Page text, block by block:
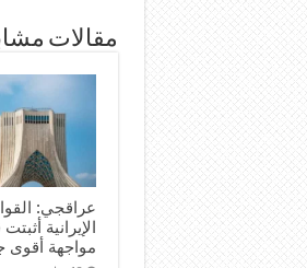
مقالات
عراقجي:
الإيرانية
مواجهة أقوى